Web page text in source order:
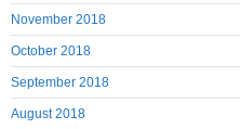
November 2018
October 2018
September 2018
August 2018